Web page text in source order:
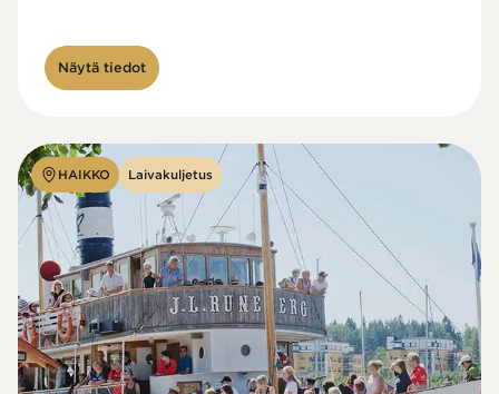
Näytä tiedot
HAIKKO Laivakuljetus